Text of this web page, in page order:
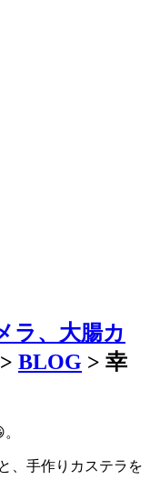
ラ、大腸カ
> BLOG > 幸
、手作りカステラを